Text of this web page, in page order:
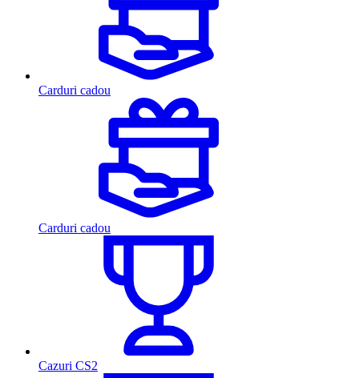
Carduri cadou
Carduri cadou
Cazuri CS2